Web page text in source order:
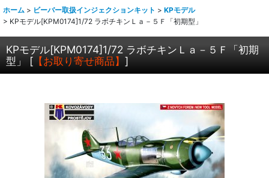
ホーム > ビーバー取扱インジェクションキット > KPモデル
> KPモデル[KPM0174]1/72 ラボチキンＬａ－５Ｆ「初期型」
KPモデル[KPM0174]1/72 ラボチキンＬａ－５Ｆ「初期
型」
[ 【お取り寄せ商品】 ]